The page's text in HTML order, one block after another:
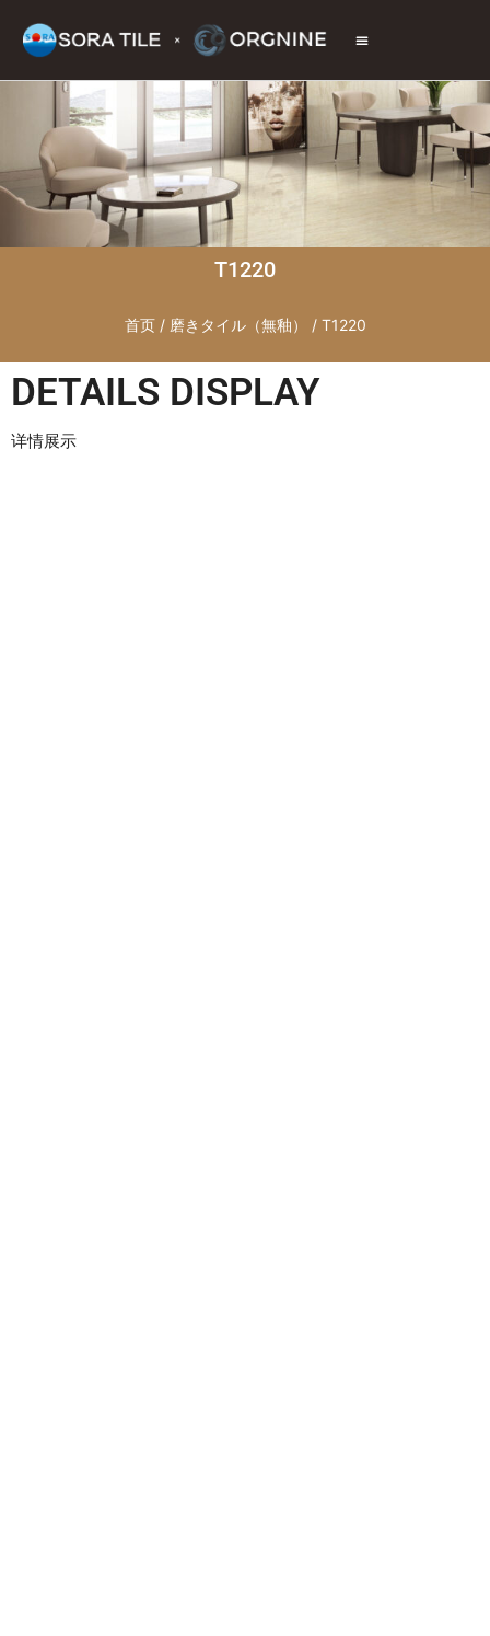
T1220
首页/ 磨きタイル（無釉） / T1220
DETAILS DISPLAY
详情展示